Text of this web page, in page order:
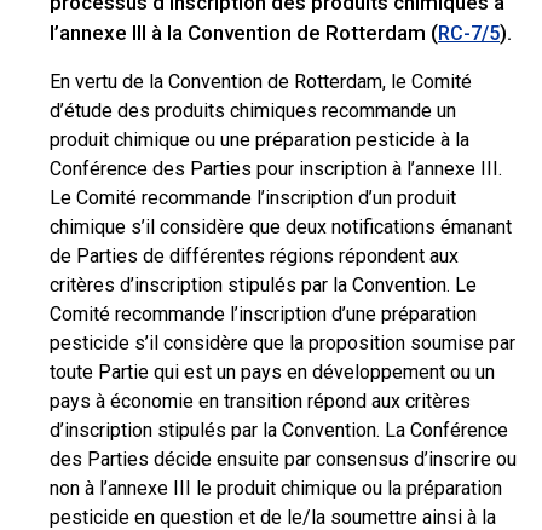
l’annexe III à la Convention de Rotterdam (RC-7/5).
En vertu de la Convention de Rotterdam, le Comité
d’étude des produits chimiques recommande un
produit chimique ou une préparation pesticide à la
Conférence des Parties pour inscription à l’annexe III.
Le Comité recommande l’inscription d’un produit
chimique s’il considère que deux notifications émanant
de Parties de différentes régions répondent aux
critères d’inscription stipulés par la Convention. Le
Comité recommande l’inscription d’une préparation
pesticide s’il considère que la proposition soumise par
toute Partie qui est un pays en développement ou un
pays à économie en transition répond aux critères
d’inscription stipulés par la Convention. La Conférence
des Parties décide ensuite par consensus d’inscrire ou
non à l’annexe III le produit chimique ou la préparation
pesticide en question et de le/la soumettre ainsi à la